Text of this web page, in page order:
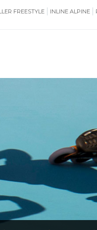
FREESTYLE INLINE ALPINE